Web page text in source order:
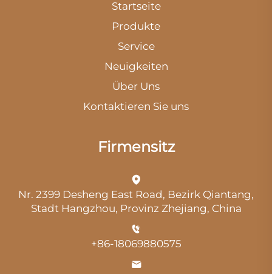
Startseite
Produkte
Service
Neuigkeiten
Über Uns
Kontaktieren Sie uns
Firmensitz
Nr. 2399 Desheng East Road, Bezirk Qiantang,
Stadt Hangzhou, Provinz Zhejiang, China
+86-18069880575